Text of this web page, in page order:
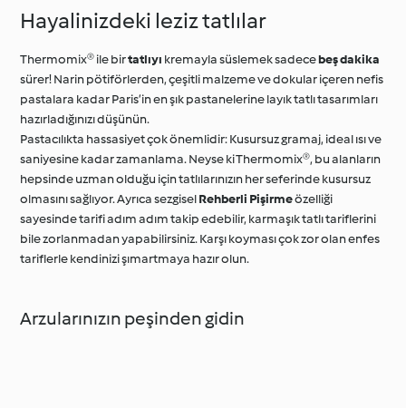
Hayalinizdeki leziz tatlılar
Thermomix® ile birtatlıyı kremayla süslemek sadecebeş dakika
sürer! Narin pötiförlerden, çeşitli malzeme ve dokular içeren nefis
pastalara kadar Paris’in en şık pastanelerine layık tatlı tasarımları
hazırladığınızı düşünün.
Pastacılıkta hassasiyet çok önemlidir: Kusursuz gramaj, ideal ısı ve
saniyesine kadar zamanlama. Neyse ki Thermomix®, bu alanların
hepsinde uzman olduğu için tatlılarınızın her seferinde kusursuz
olmasını sağlıyor. Ayrıca sezgiselRehberli Pişirmeözelliği
sayesinde tarifi adım adım takip edebilir, karmaşık tatlı tariflerini
bile zorlanmadan yapabilirsiniz. Karşı koyması çok zor olan enfes
tariflerle kendinizi şımartmaya hazır olun.
Arzularınızın peşinden gidin